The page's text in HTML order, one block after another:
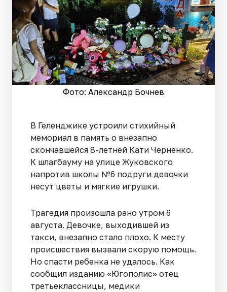
Фото: Александр Бочнев
В Геленджике устроили стихийный
мемориал в память о внезапно
скончавшейся 8-летней Кати Черненко.
К шлагбауму на улице Жуковского
напротив школы №6 подруги девочки
несут цветы и мягкие игрушки.
Трагедия произошла рано утром 6
августа. Девочке, выходившей из
такси, внезапно стало плохо. К месту
происшествия вызвали скорую помощь.
Но спасти ребенка не удалось. Как
сообщил изданию «Югополис» отец
третьеклассницы, медики